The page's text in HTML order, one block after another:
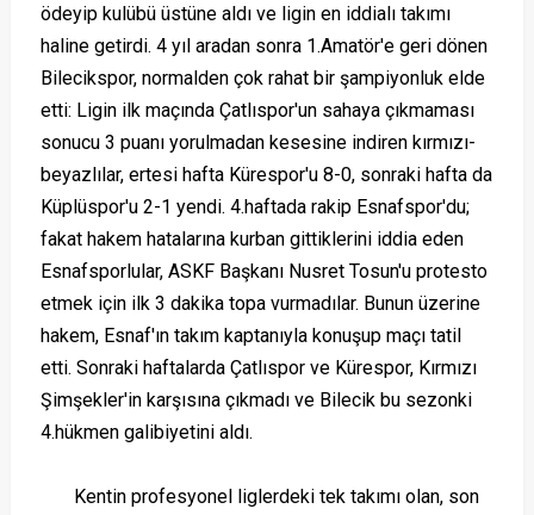
ödeyip kulübü üstüne aldı ve ligin en iddialı takımı
haline getirdi. 4 yıl aradan sonra 1.Amatör'e geri dönen
Bilecikspor, normalden çok rahat bir şampiyonluk elde
etti: Ligin ilk maçında Çatlıspor'un sahaya çıkmaması
sonucu 3 puanı yorulmadan kesesine indiren kırmızı-
beyazlılar, ertesi hafta Kürespor'u 8-0, sonraki hafta da
Küplüspor'u 2-1 yendi. 4.haftada rakip Esnafspor'du;
fakat hakem hatalarına kurban gittiklerini iddia eden
Esnafsporlular, ASKF Başkanı Nusret Tosun'u protesto
etmek için ilk 3 dakika topa vurmadılar. Bunun üzerine
hakem, Esnaf'ın takım kaptanıyla konuşup maçı tatil
etti. Sonraki haftalarda Çatlıspor ve Kürespor, Kırmızı
Şimşekler'in karşısına çıkmadı ve Bilecik bu sezonki
4.hükmen galibiyetini aldı.
Kentin profesyonel liglerdeki tek takımı olan, son